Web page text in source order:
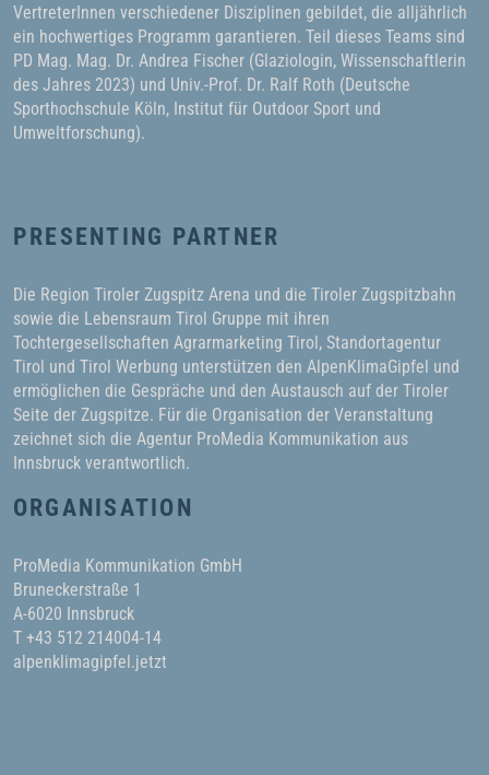
VertreterInnen verschiedener Disziplinen gebildet, die alljährlich
ein hochwertiges Programm garantieren. Teil dieses Teams sind
PD Mag. Mag. Dr. Andrea Fischer (Glaziologin, Wissenschaftlerin
des Jahres 2023) und Univ.-Prof. Dr. Ralf Roth (Deutsche
Sporthochschule Köln, Institut für Outdoor Sport und
Umweltforschung).
PRESENTING PARTNER
Die Region Tiroler Zugspitz Arena und die Tiroler Zugspitzbahn
sowie die Lebensraum Tirol Gruppe mit ihren
Tochtergesellschaften Agrarmarketing Tirol, Standortagentur
Tirol und Tirol Werbung unterstützen den AlpenKlimaGipfel und
ermöglichen die Gespräche und den Austausch auf der Tiroler
Seite der Zugspitze. Für die Organisation der Veranstaltung
zeichnet sich die Agentur ProMedia Kommunikation aus
Innsbruck verantwortlich.
ORGANISATION
ProMedia Kommunikation GmbH
Bruneckerstraße 1
A-6020 Innsbruck
T +43 512 214004-14
alpenklimagipfel.jetzt